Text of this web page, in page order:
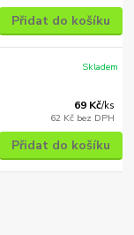
Přidat do košíku
69 Kč/ks
62 Kč bez DPH
Skladem
Přidat do košíku